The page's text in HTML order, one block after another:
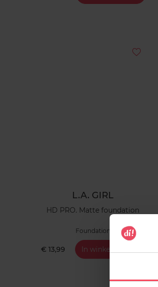
L.A. GIRL
HD PRO. Matte foundation
Foundation
€ 13,99 In winkelmandje